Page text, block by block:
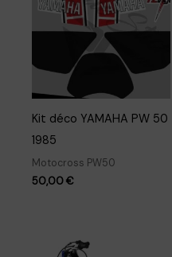
Kit déco YAMAHA PW 50
1985
Motocross PW50
50,00€